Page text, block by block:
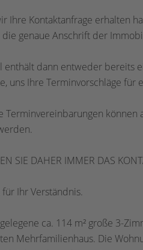
Ihre Kontaktanfrage erhalten
die genaue Anschrift der
enthält dann entweder bereits
uns Ihre Terminvorschläge für
Terminvereinbarungen
SIE DAHER IMMER DAS
Ihr Verständnis.
ca. 114 m² große 3-
Mehrfamilienhaus. Die